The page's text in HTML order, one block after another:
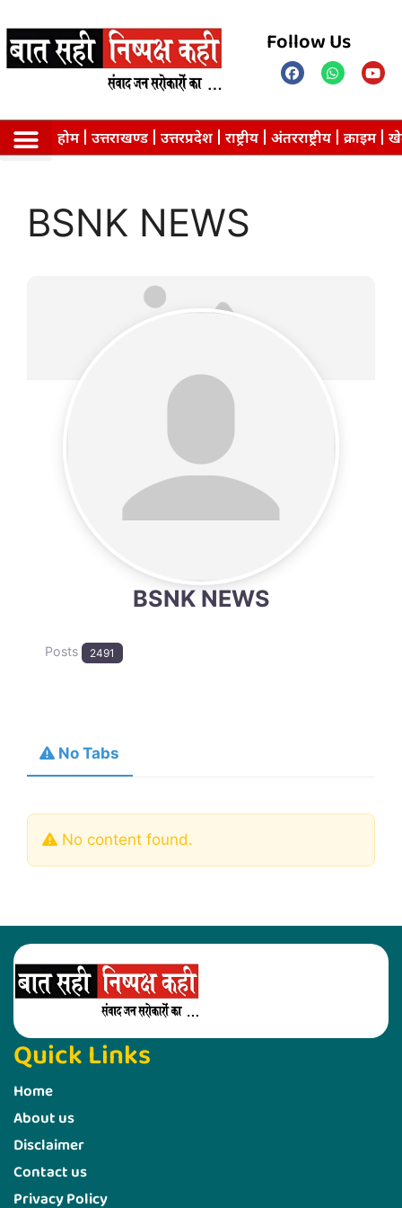
Follow Us
होम उत्तराखण्ड उत्तरप्रदेश राष्ट्रीय अंतरराष्ट्रीय क्राइम
BSNK NEWS
BSNK NEWS
Posts 2491
No Tabs
No content found.
Quick Links
Home
About us
Disclaimer
Contact us
Privacy Policy